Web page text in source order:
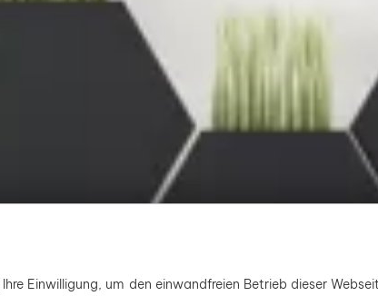
Ihre Einwilligung, um den einwandfreien Betrieb dieser